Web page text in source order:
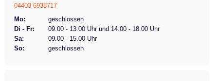
04403 6938717
Mo:
geschlossen
Di - Fr:
09.00 - 13.00 Uhr und 14.00 - 18.00 Uhr
Sa:
09.00 - 15.00 Uhr
So:
geschlossen